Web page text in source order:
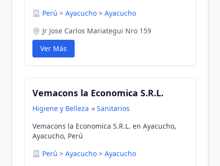
Perú > Ayacucho > Ayacucho
Jr Jose Carlos Mariategui Nro 159
Ver Más
Vemacons la Economica S.R.L.
Higiene y Belleza
Sanitarios
Vemacons la Economica S.R.L. en Ayacucho,
Ayacucho, Perú
Perú > Ayacucho > Ayacucho